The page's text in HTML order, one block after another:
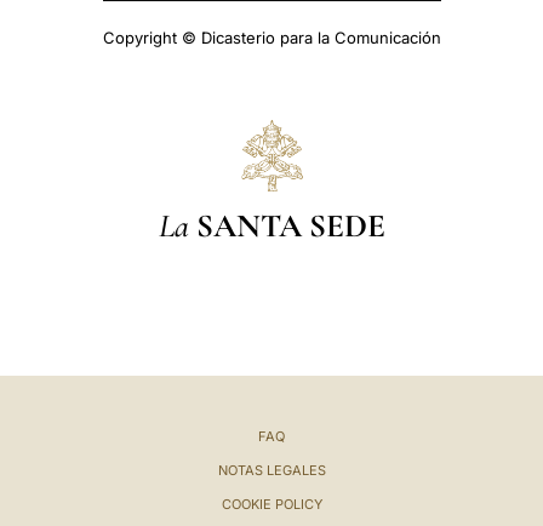
Copyright © Dicasterio para la Comunicación
La SANTA SEDE
FAQ
NOTAS LEGALES
COOKIE POLICY